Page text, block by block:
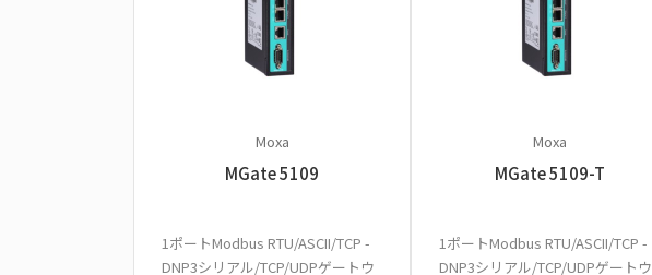
Moxa
MGate 5109
1ポートModbus RTU/ASCII/TCP -
DNP3シリアル/TCP/UDPゲートウ
Moxa
MGate 5109-T
1ポートModbus RTU/ASCII/TCP -
DNP3シリアル/TCP/UDPゲートウ